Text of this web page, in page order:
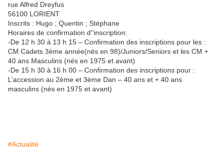
rue Alfred Dreyfus
56100 LORIENT
Inscrits : Hugo ; Quentin ; Stéphane
Horaires de confirmation d''inscription:
-De 12 h 30 à 13 h 15 – Confirmation des inscriptions pour les :
CM Cadets 3ème année(nés en 98)/Juniors/Seniors et les CM +
40 ans Masculins (nés en 1975 et avant)
-De 15 h 30 à 16 h 00 – Confirmation des inscriptions pour :
L’accession au 2ème et 3ème Dan – 40 ans et + 40 ans
masculins (nés en 1975 et avant)
#Actualité